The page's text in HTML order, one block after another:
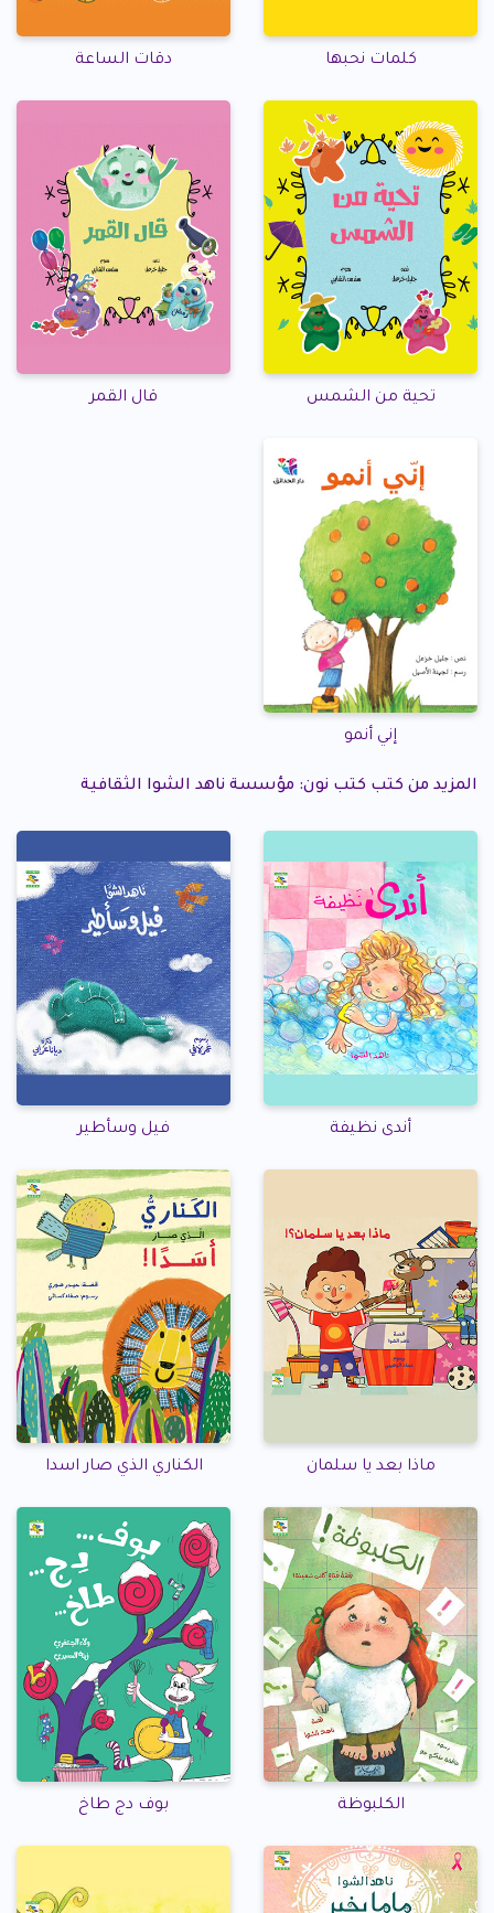
كلمات نحبها دقات الساعة
تحية من الشمس قال القمر
إني أنمو
المزيد من كتب كتب نون: مؤسسة ناهد الشوا الثقافية
أندى نظيفة فيل وسأطير
ماذا بعد يا سلمان الكناري الذي صار اسدا
الكلبوظة بوف دج طاخ